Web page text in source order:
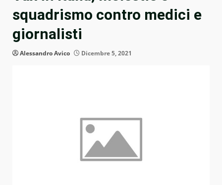
squadrismo contro medici e
giornalisti
Alessandro Avico Dicembre 5, 2021